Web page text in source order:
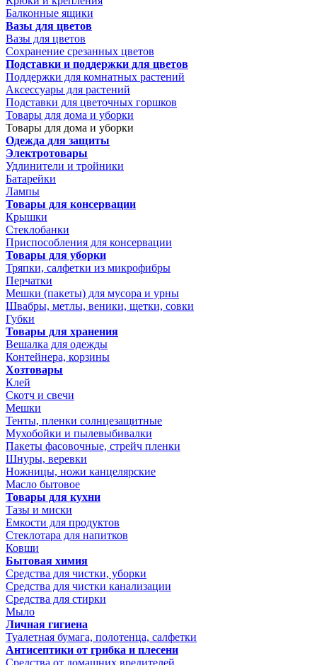
Балконные ящики
Вазы для цветов
Вазы для цветов
Сохранение срезанных цветов
Подставки и поддержки для цветов
Поддержки для комнатных растений
Аксессуары для растений
Подставки для цветочных горшков
Товары для дома и уборки
Товары для дома и уборки
Одежда для защиты
Электротовары
Удлинители и тройники
Батарейки
Лампы
Товары для консервации
Крышки
Стеклобанки
Приспособления для консервации
Товары для уборки
Тряпки, салфетки из микрофибры
Перчатки
Мешки (пакеты) для мусора и урны
Швабры, метлы, веники, щетки, совки
Губки
Товары для хранения
Вешалка для одежды
Контейнера, корзины
Хозтовары
Клей
Скотч и свечи
Мешки
Тенты, пленки солнцезащитные
Мухобойки и пылевыбивалки
Пакеты фасовочные, стрейч пленки
Шнуры, веревки
Ножницы, ножи канцелярские
Масло бытовое
Товары для кухни
Тазы и миски
Емкости для продуктов
Стеклотара для напитков
Ковши
Бытовая химия
Средства для чистки, уборки
Средства для чистки канализации
Средства для стирки
Мыло
Личная гигиена
Туалетная бумага, полотенца, салфетки
Антисептики от грибка и плесени
Средства от домашних вредителей